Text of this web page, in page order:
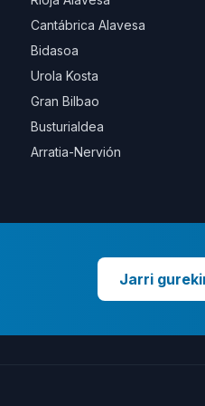
Cantábrica Alavesa
Bidasoa
Urola Kosta
Gran Bilbao
Busturialdea
Arratia-Nervión
Jarri